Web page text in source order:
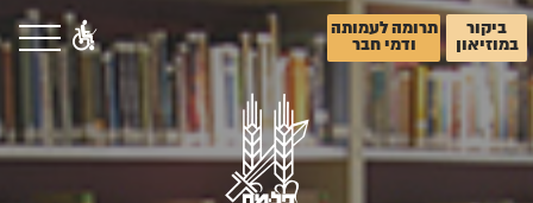
ביקור
במוזיאון
תרומה לעמותה
ודמי חבר